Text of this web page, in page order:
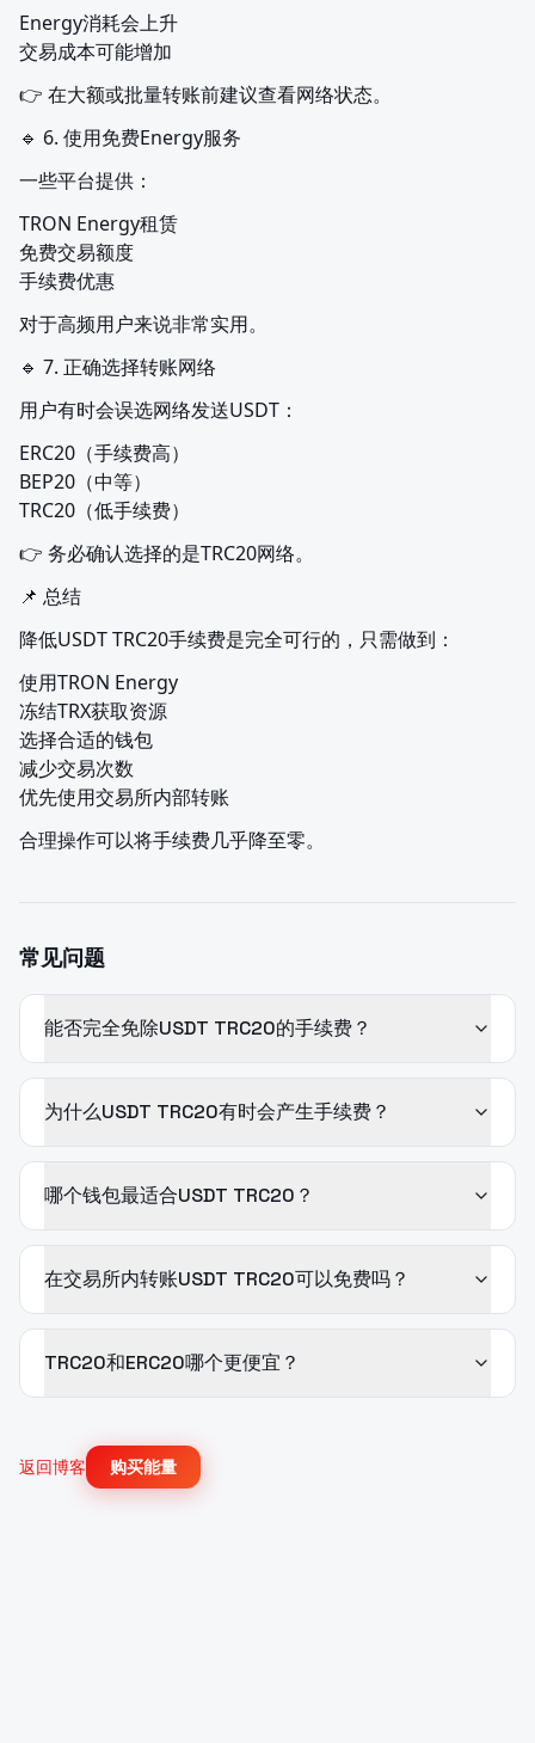
Energy消耗会上升
交易成本可能增加
👉 在大额或批量转账前建议查看网络状态。
🔹 6. 使用免费Energy服务
一些平台提供：
TRON Energy租赁
免费交易额度
手续费优惠
对于高频用户来说非常实用。
🔹 7. 正确选择转账网络
用户有时会误选网络发送USDT：
ERC20（手续费高）
BEP20（中等）
TRC20（低手续费）
👉 务必确认选择的是TRC20网络。
📌 总结
降低USDT TRC20手续费是完全可行的，只需做到：
使用TRON Energy
冻结TRX获取资源
选择合适的钱包
减少交易次数
优先使用交易所内部转账
合理操作可以将手续费几乎降至零。
常见问题
能否完全免除USDT TRC20的手续费？
为什么USDT TRC20有时会产生手续费？
哪个钱包最适合USDT TRC20？
在交易所内转账USDT TRC20可以免费吗？
TRC20和ERC20哪个更便宜？
返回博客 购买能量